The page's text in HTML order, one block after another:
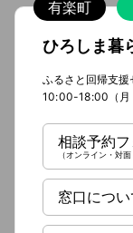
有楽町
ひろしま暮
ふるさと回帰支援
10:00-18:00（月
相談予約
（オンライン・対面
窓口につい